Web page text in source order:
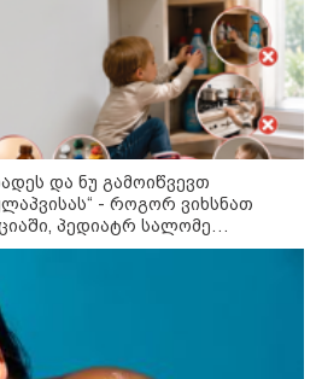
მიწოდება, რომ მასწავლებელი
სექსუალურად ავიწროებდა,
ფაქტობრივად, წაქეზება იყო" -
პროკურორი
სიახლე
და ნუ გამოიწვევთ
- როგორ ვიხსნათ
პედიატრ სალომე